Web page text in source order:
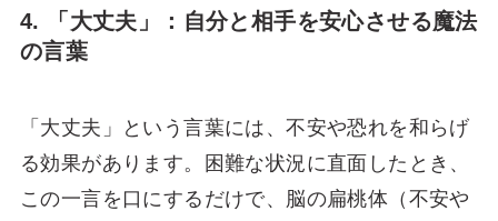
4. 「大丈夫」：自分と相手を安心させる魔法
の言葉
「大丈夫」という言葉には、不安や恐れを和らげ
る効果があります。困難な状況に直面したとき、
この一言を口にするだけで、脳の扁桃体（不安や